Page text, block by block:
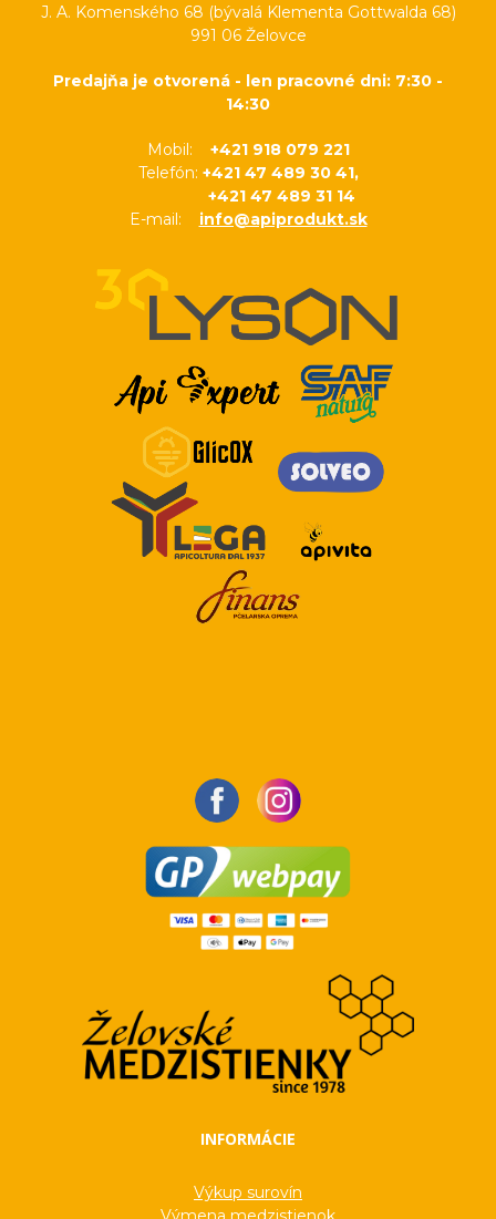
J. A. Komenského 68 (bývalá Klementa Gottwalda 68)
991 06 Želovce
Predajňa je otvorená - len pracovné dni: 7:30 -
14:30
Mobil: +421 918 079 221
Telefón: +421 47 489 30 41,
+421 47 489 31 14
E-mail: info@apiprodukt.sk
INFORMÁCIE
Výkup surovín